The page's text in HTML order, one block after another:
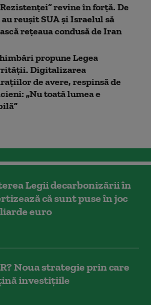
revine în forță. De
au reușit SUA și Israelul să
rețeaua condusă de Iran
propune Legea
Digitalizarea
de avere, respinsă de
„Nu toată lumea e
Legii decarbonizării în
că sunt puse în joc
euro
Noua strategie prin care
investițiile